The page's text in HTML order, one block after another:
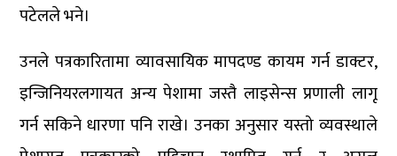
पटेलले भने।
उनले पत्रकारितामा व्यावसायिक मापदण्ड कायम गर्न डाक्टर,
इन्जिनियरलगायत अन्य पेशामा जस्तै लाइसेन्स प्रणाली लागू
गर्न सकिने धारणा पनि राखे। उनका अनुसार यस्तो व्यवस्थाले